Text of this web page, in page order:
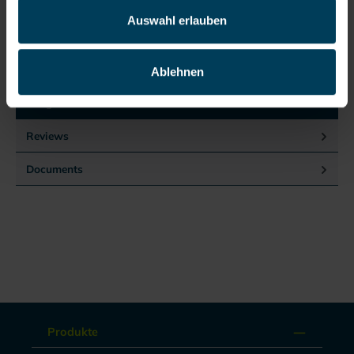
Auswahl erlauben
Ablehnen
Product information
30 minutes breathing air for active escape or about 180
Reviews
Documents
Produkte